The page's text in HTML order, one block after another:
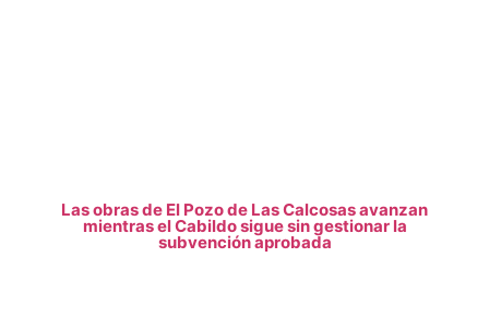
Las obras de El Pozo de Las Calcosas avanzan
mientras el Cabildo sigue sin gestionar la
subvención aprobada